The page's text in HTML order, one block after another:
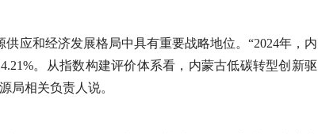
应和经济发展格局中具有重要战略地位。“2024年，内
。从指数构建评价体系看，内蒙古低碳转型创新驱
局相关负责人说。